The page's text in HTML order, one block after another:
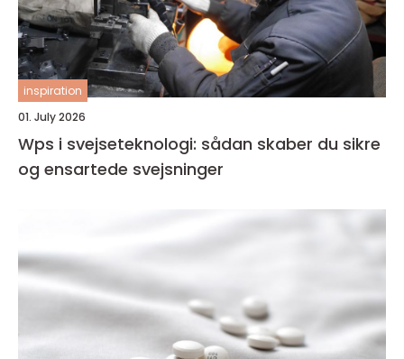
inspiration
01. July 2026
Wps i svejseteknologi: sådan skaber du sikre
og ensartede svejsninger